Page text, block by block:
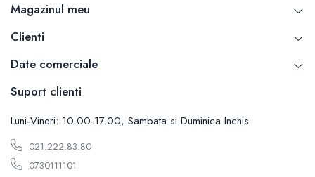
Hobby
Sport
Istorie
Al Doilea Razboi Mondial
Istoria comunismului
Istoria romanilor
Magazinul meu
Clienti
Date comerciale
Suport clienti
Luni-Vineri: 10.00-17.00, Sambata si Duminica Inchis
021.222.83.80
0730111101